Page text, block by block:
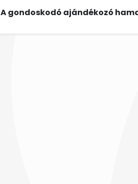
A gondoskodó ajándékozó